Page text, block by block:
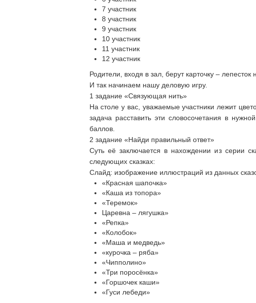
7 участник
8 участник
9 участник
10 участник
11 участник
12 участник
Родители, входя в зал, берут карточку –
И так начинаем нашу деловую игру.
1 задание «Связующая нить»
На столе у вас, уважаемые участники лежит
задача расставить эти словосочетания в
баллов.
2 задание «Найди правильный ответ»
Суть её заключается в нахождении из серии
следующих сказках:
Слайд: изображение иллюстраций из данных
«Красная шапочка»
«Каша из топора»
«Теремок»
Царевна – лягушка»
«Репка»
«Колобок»
«Маша и медведь»
«курочка – ряба»
«Чипполино»
«Три поросёнка»
«Горшочек каши»
«Гуси лебеди»